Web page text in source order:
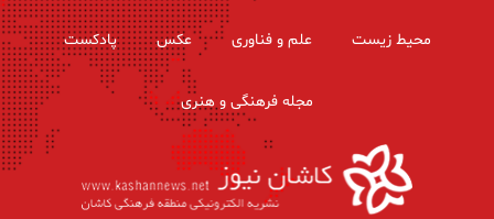
محیط زیست علم و فناوری عکس پادکست
مجله فرهنگی و هنری